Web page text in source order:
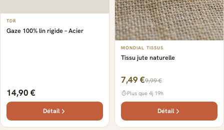
TDR
Gaze 100% lin rigide – Acier
14,90 €
Détail
MONDIAL TISSUS
Tissu jute naturelle
7,49 €9,99 €
Plus que 4j 19h
Détail